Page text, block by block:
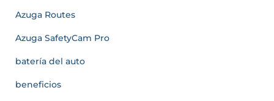
Azuga Routes
Azuga SafetyCam Pro
batería del auto
beneficios